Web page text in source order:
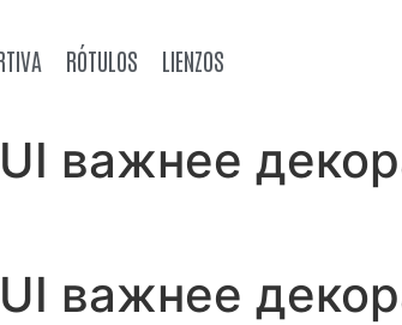
RÓTULOS LIENZOS
важнее
важнее